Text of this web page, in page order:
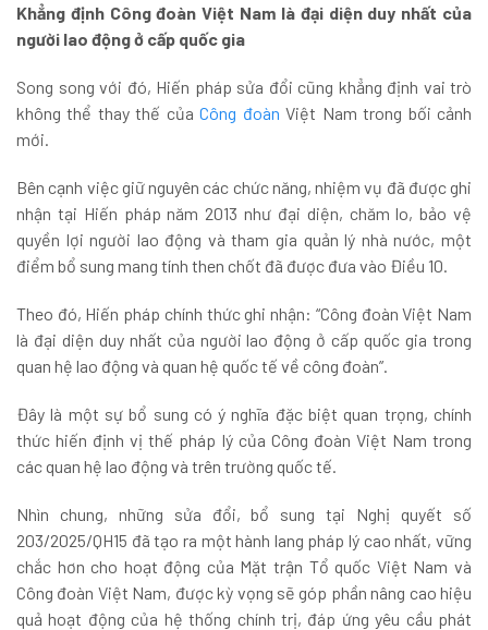
Khẳng định Công đoàn Việt Nam là đại diện duy nhất của
người lao động ở cấp quốc gia
Song song với đó, Hiến pháp sửa đổi cũng khẳng định vai trò
không thể thay thế củaCông đoàn Việt Nam trong bối cảnh
mới.
Bên cạnh việc giữ nguyên các chức năng, nhiệm vụ đã được ghi
nhận tại Hiến pháp năm 2013 như đại diện, chăm lo, bảo vệ
quyền lợi người lao động và tham gia quản lý nhà nước, một
điểm bổ sung mang tính then chốt đã được đưa vào Điều 10.
Theo đó, Hiến pháp chính thức ghi nhận: “Công đoàn Việt Nam
là đại diện duy nhất của người lao động ở cấp quốc gia trong
quan hệ lao động và quan hệ quốc tế về công đoàn”.
Đây là một sự bổ sung có ý nghĩa đặc biệt quan trọng, chính
thức hiến định vị thế pháp lý của Công đoàn Việt Nam trong
các quan hệ lao động và trên trường quốc tế.
Nhìn chung, những sửa đổi, bổ sung tại Nghị quyết số
203/2025/QH15 đã tạo ra một hành lang pháp lý cao nhất, vững
chắc hơn cho hoạt động của Mặt trận Tổ quốc Việt Nam và
Công đoàn Việt Nam, được kỳ vọng sẽ góp phần nâng cao hiệu
quả hoạt động của hệ thống chính trị, đáp ứng yêu cầu phát